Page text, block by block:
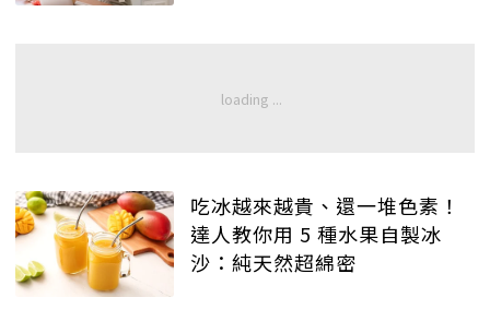
吃冰越來越貴、還一堆色素！
達人教你用 5 種水果自製冰
沙：純天然超綿密